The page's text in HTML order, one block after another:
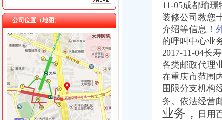
重庆佳技维科技发展有限公司 渝南100万 （进出口权）
公司位置（地图）
渝中区代办进出口公司
渝中区增高鞋加盟渝中区增高鞋加盟店渝中区加盟增高鞋店-渝中区
民生国际船务代理有限公司
鹿泉公司注册服务批发|价格|厂家_顺企网
大信国际物流（上海）有限公司重庆分公司-大信国际物流（上海）有
重庆百货大楼股份有限公司对外投资公告
11-05成都瑜
装修公司教您
介绍等信息！
的呼叫中心业
2017-11-04长
各类邮政代理
在重庆市范围
围限分支机构
务。依法经营
业务，
日用